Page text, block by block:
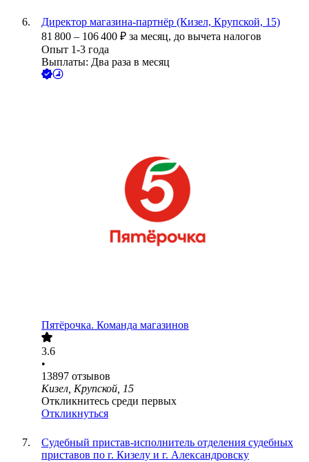
Директор магазина-партнёр (Кизел, Крупской, 15)
81 800 – 106 400 ₽ за месяц, до вычета налогов
Опыт 1-3 года
Выплаты: Два раза в месяц
Пятёрочка. Команда магазинов
3.6
•
13897 отзывов
Кизел, Крупской, 15
Откликнитесь среди первых
Откликнуться
Судебный пристав-исполнитель отделения судебных
приставов по г. Кизелу и г. Александровску